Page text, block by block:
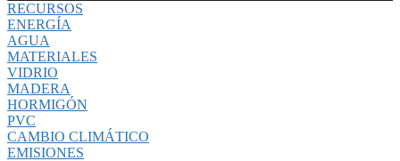
RECURSOS
ENERGÍA
AGUA
MATERIALES
VIDRIO
MADERA
HORMIGÓN
PVC
CAMBIO CLIMÁTICO
EMISIONES